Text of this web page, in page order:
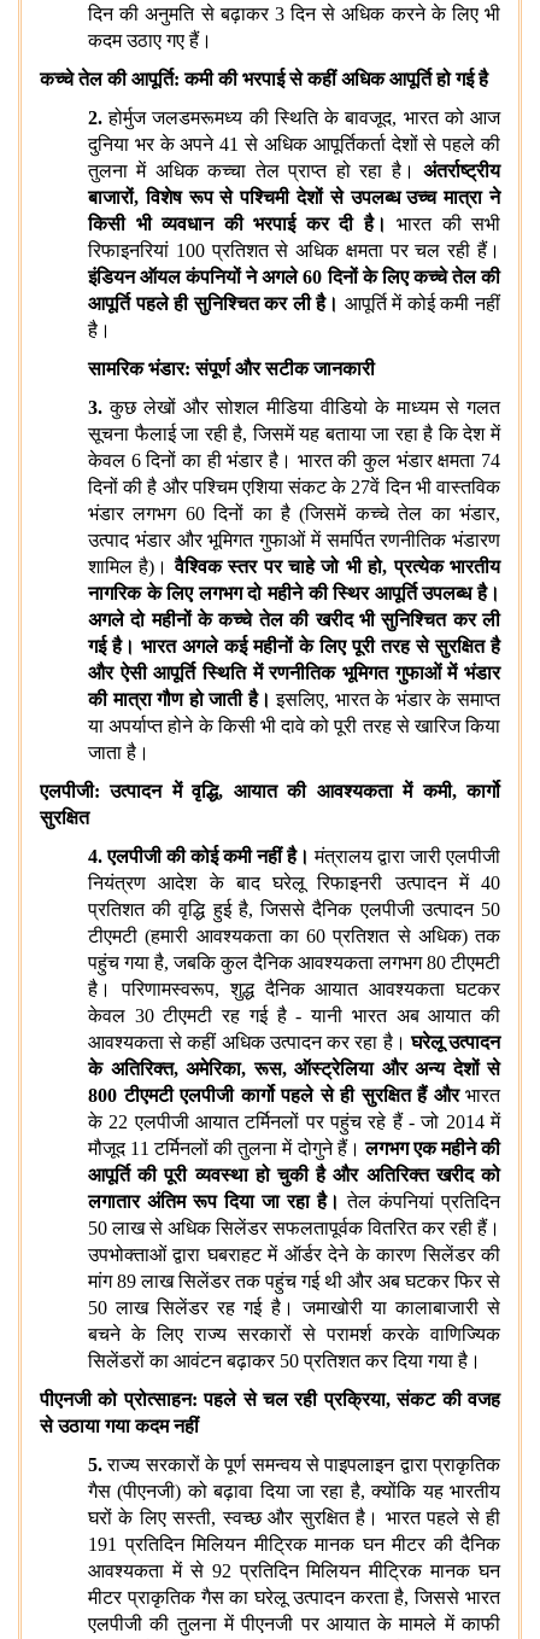
दिन की अनुमति से बढ़ाकर 3 दिन से अधिक करने के लिए भी
कदम उठाए गए हैं।
कच्चे तेल की आपूर्ति: कमी की भरपाई से कहीं अधिक आपूर्ति हो गई है
2.होर्मुज जलडमरूमध्य की स्थिति के बावजूद, भारत को आज
दुनिया भर के अपने 41 से अधिक आपूर्तिकर्ता देशों से पहले की
तुलना में अधिक कच्चा तेल प्राप्त हो रहा है। अंतर्राष्ट्रीय
बाजारों, विशेष रूप से पश्चिमी देशों से उपलब्ध उच्च मात्रा ने
किसी भी व्यवधान की भरपाई कर दी है।
भारत की सभी
रिफाइनरियां 100 प्रतिशत से अधिक क्षमता पर चल रही हैं।
इंडियन ऑयल कंपनियों ने अगले 60 दिनों के लिए कच्चे तेल की
आपूर्ति पहले ही सुनिश्चित कर ली है। आपूर्ति में कोई कमी नहीं
है।
सामरिक भंडार: संपूर्ण और सटीक जानकारी
3.कुछ लेखों और सोशल मीडिया वीडियो के माध्यम से गलत
सूचना फैलाई जा रही है, जिसमें यह बताया जा रहा है कि देश में
केवल 6 दिनों का ही भंडार है। भारत की कुल भंडार क्षमता 74
दिनों की है और पश्चिम एशिया संकट के 27वें दिन भी वास्तविक
भंडार लगभग 60 दिनों का है (जिसमें कच्चे तेल का भंडार,
उत्पाद भंडार और भूमिगत गुफाओं में समर्पित रणनीतिक भंडारण
शामिल है)। वैश्विक स्तर पर चाहे जो भी हो, प्रत्येक भारतीय
नागरिक के लिए लगभग दो महीने की स्थिर आपूर्ति उपलब्ध है।
अगले दो महीनों के कच्चे तेल की खरीद भी सुनिश्चित कर ली
गई है। भारत अगले कई महीनों के लिए पूरी तरह से सुरक्षित है
और ऐसी आपूर्ति स्थिति में रणनीतिक भूमिगत गुफाओं में भंडार
की मात्रा गौण हो जाती है। इसलिए, भारत के भंडार के समाप्त
या अपर्याप्त होने के किसी भी दावे को पूरी तरह से खारिज किया
जाता है।
एलपीजी: उत्पादन में वृद्धि, आयात की आवश्यकता में कमी, कार्गो
सुरक्षित
4. एलपीजी की कोई कमी नहीं है। मंत्रालय द्वारा जारी एलपीजी
नियंत्रण आदेश के बाद घरेलू रिफाइनरी उत्पादन में 40
प्रतिशत की वृद्धि हुई है, जिससे दैनिक एलपीजी उत्पादन 50
टीएमटी (हमारी आवश्यकता का 60 प्रतिशत से अधिक) तक
पहुंच गया है, जबकि कुल दैनिक आवश्यकता लगभग 80 टीएमटी
है। परिणामस्वरूप, शुद्ध दैनिक आयात आवश्यकता घटकर
केवल 30 टीएमटी रह गई है - यानी भारत अब आयात की
आवश्यकता से कहीं अधिक उत्पादन कर रहा है।घरेलू उत्पादन
के अतिरिक्त, अमेरिका, रूस, ऑस्ट्रेलिया और अन्य देशों से
800 टीएमटी एलपीजी कार्गो पहले से ही सुरक्षित हैं औरभारत
के 22 एलपीजी आयात टर्मिनलों पर पहुंच रहे हैं - जो 2014 में
मौजूद 11 टर्मिनलों की तुलना में दोगुने हैं।लगभग एक महीने की
आपूर्ति की पूरी व्यवस्था हो चुकी है और अतिरिक्त खरीद को
लगातार अंतिम रूप दिया जा रहा है। तेल कंपनियां प्रतिदिन
50 लाख से अधिक सिलेंडर सफलतापूर्वक वितरित कर रही हैं।
उपभोक्ताओं द्वारा घबराहट में ऑर्डर देने के कारण सिलेंडर की
मांग 89 लाख सिलेंडर तक पहुंच गई थी और अब घटकर फिर से
50 लाख सिलेंडर रह गई है। जमाखोरी या कालाबाजारी से
बचने के लिए राज्य सरकारों से परामर्श करके वाणिज्यिक
सिलेंडरों का आवंटन बढ़ाकर 50 प्रतिशत कर दिया गया है।
पीएनजी को प्रोत्‍साहन: पहले से चल रही प्रक्रिया, संकट की वजह
से उठाया गया कदम नहीं
5.राज्य सरकारों के पूर्ण समन्वय से पाइपलाइन द्वारा प्राकृतिक
गैस (पीएनजी) को बढ़ावा दिया जा रहा है, क्योंकि यह भारतीय
घरों के लिए सस्ती, स्वच्छ और सुरक्षित है। भारत पहले से ही
191 प्रतिदिन मिलियन मीट्रिक मानक घन मीटर की दैनिक
आवश्यकता में से 92 प्रतिदिन मिलियन मीट्रिक मानक घन
मीटर प्राकृतिक गैस का घरेलू उत्पादन करता है, जिससे भारत
एलपीजी की तुलना में पीएनजी पर आयात के मामले में काफी